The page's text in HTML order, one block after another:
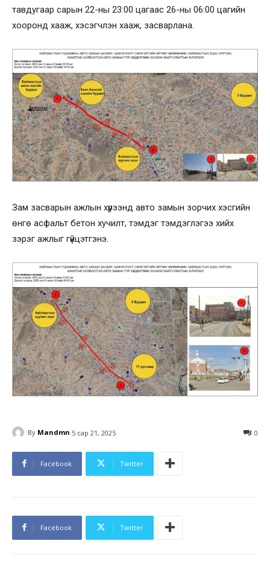
тавдугаар сарын 22-ны 23:00 цагаас 26-ны 06:00 цагийн
хооронд хааж, хэсэгчлэн хааж, засварлана.
Зам засварын ажлын хүрээнд авто замын зорчих хэсгийн
өнгө асфальт бетон хучилт, тэмдэг тэмдэглэгээ хийх
зэрэг ажлыг гүйцэтгэнэ.
By Mandmn 5 сар 21, 2025 0
Facebook Twitter
Facebook Twitter